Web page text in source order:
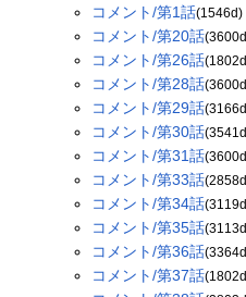
コメント/第1話(1546d)
コメント/第20話
コメント/第26話
コメント/第28話
コメント/第29話
コメント/第30話
コメント/第31話
コメント/第33話
コメント/第34話
コメント/第35話
コメント/第36話
コメント/第37話